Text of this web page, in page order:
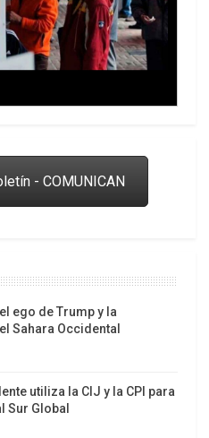
ciento de la población, el
obtuvo 5 por
total en 2007, menos
a Trump
- COMUNICAN
ego de Trump y la
Sahara Occidental
utiliza la CIJ y la CPI para
Sur Global